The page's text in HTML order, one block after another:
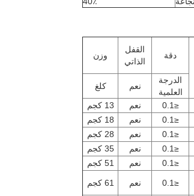
دقة
القفل
الذاتي
وزن
الدرجة
العلمية
نعم
كلغ
≤0.1 نعم
13 كجم
≤0.1 نعم
18 كجم
≤0.1 نعم
28 كجم
≤0.1 نعم
35 كجم
≤0.1 نعم
51 كجم
≤0.1 نعم
61 كجم